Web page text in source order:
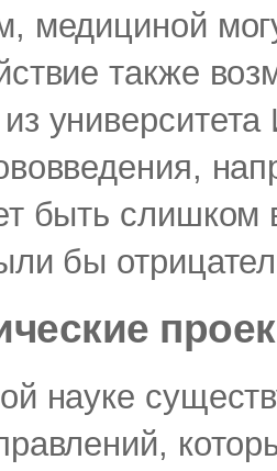
медициной
также
университета
быть
бы
науке